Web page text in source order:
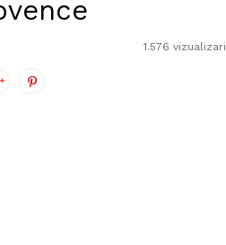
1.576 vizualizari